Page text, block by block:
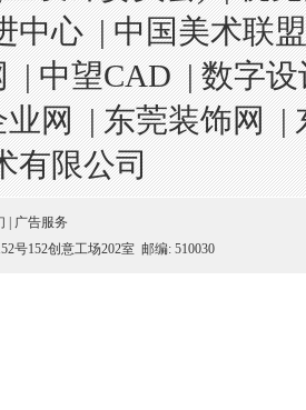
中心|中国美术联盟
|中望CAD|数字
业网|东莞装饰网|
有限公司
广告服务
号152创意工场202室 邮编: 510030